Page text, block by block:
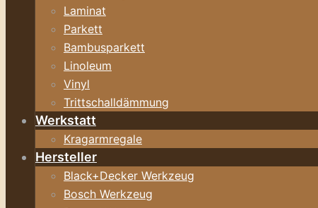
Laminat
Parkett
Bambusparkett
Linoleum
Vinyl
Trittschalldämmung
Werkstatt
Kragarmregale
Hersteller
Black+Decker Werkzeug
Bosch Werkzeug